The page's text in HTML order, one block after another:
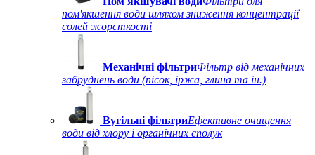
пом'якшення води шляхом зниження концентрації
солей жорсткості
Механічні фільтриФільтр від механічних
забруднень води (пісок, іржа, глина та ін.)
Вугільні фільтриЕфективне очищення
води від хлору і органічних сполук